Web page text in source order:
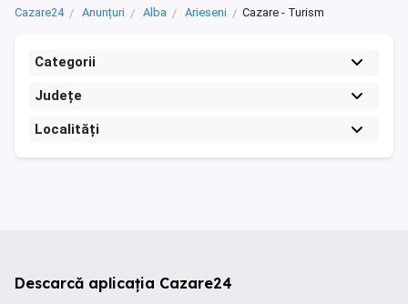
Cazare24 Anunțuri Alba Arieseni Cazare - Turism
Categorii
Județe
Localități
Descarcă aplicația Cazare24